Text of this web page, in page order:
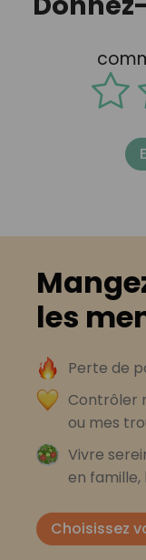
les
Perte de
Contrôler
ou mes
Vivre
en famille,
Choisissez